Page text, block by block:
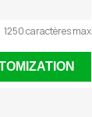
1250 caractères max